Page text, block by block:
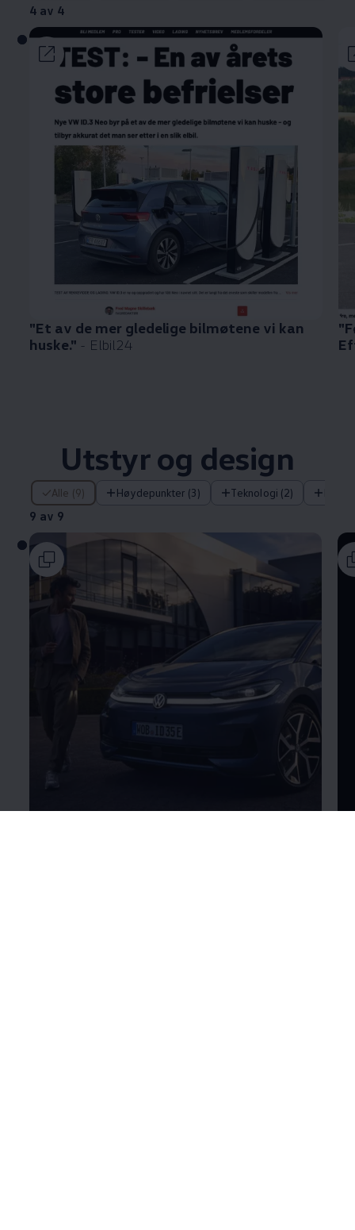
4 av 4
"Et av de mer gledelige bilmøtene vi kan
huske." - Elbil24
Utstyr og design
Alle (9) Høydepunkter (3) Teknologi (2)
9 av 9
9 av 9